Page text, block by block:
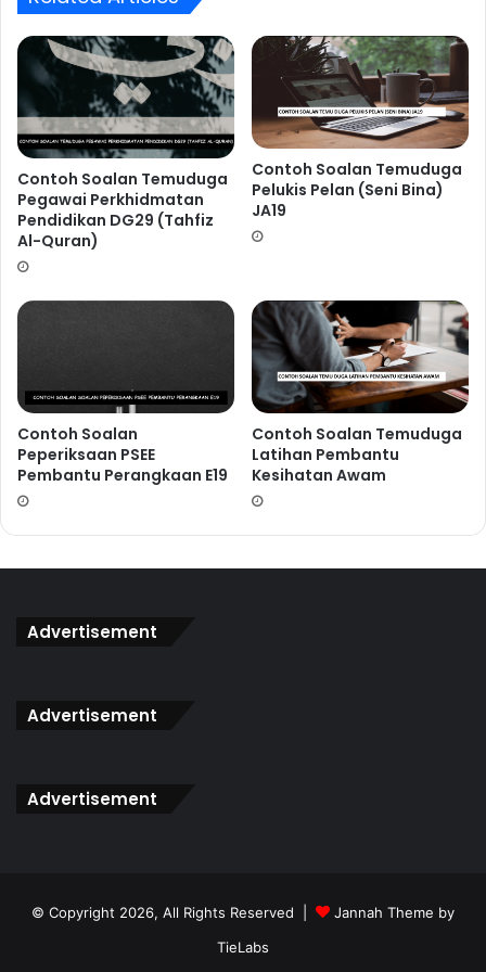
5.Over Confident! Terlalu yakin!.
dilakukan oleh calon-calon yang mempunyai keputusan
akademik yang cemerlang.
Ingin Dapatkan Rujukan
Temuduga Pegawai Laut AL41 ???
Peluang untuk mendapat panggilanTemuduga Pegawai
Laut AL41 bukannya datang berkali-kali. Berikan yang
turut menginginkan jawatan ini. Buatlah persediaan yang
rapi untuk menghadapi temuduga ini.
Dapatkan Rujukan Lengkap
Dapatkan Sekarang
Contoh Soalan Temuduga
Pegawai Perkhidmatan
Pendidikan DG29 (Tahfiz
Al-Quran)
Contoh Soalan Temuduga
Pelukis Pelan (Seni Bina)
JA19
Contoh Soalan
Peperiksaan PSEE
Pembantu Perangkaan E19
Contoh Soalan Temuduga
Latihan Pembantu
Kesihatan Awam
Advertisement
Advertisement
Advertisement
© Copyright 2026, All Rights Reserved |
Jannah Theme by
TieLabs